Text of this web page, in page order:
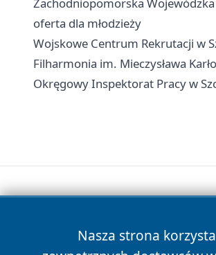
Zachodniopomorska Wojewódzka
oferta dla młodzieży
Wojskowe Centrum Rekrutacji w
Filharmonia im. Mieczysława
Okręgowy Inspektorat Pracy w
Nasza strona